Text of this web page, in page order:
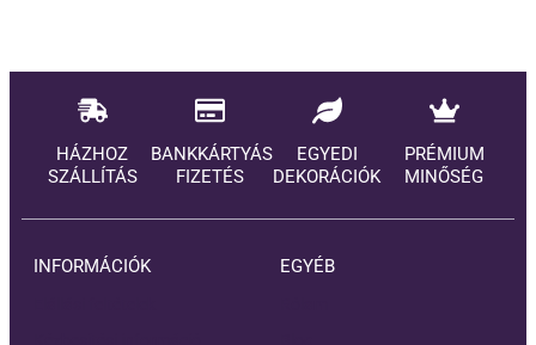
HÁZHOZ
SZÁLLÍTÁS
BANKKÁRTYÁS
FIZETÉS
EGYEDI
DEKORÁCIÓK
PRÉMIUM
MINŐSÉG
INFORMÁCIÓK EGYÉB